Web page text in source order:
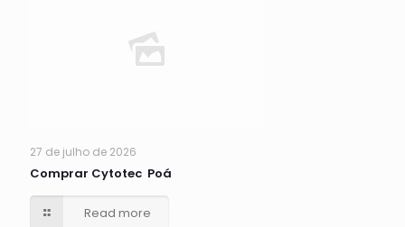
27 de julho de 2026
Comprar Cytotec Poá
Read more